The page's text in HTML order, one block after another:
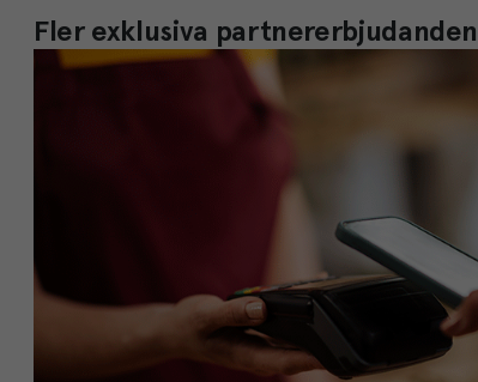
Fler exklusiva